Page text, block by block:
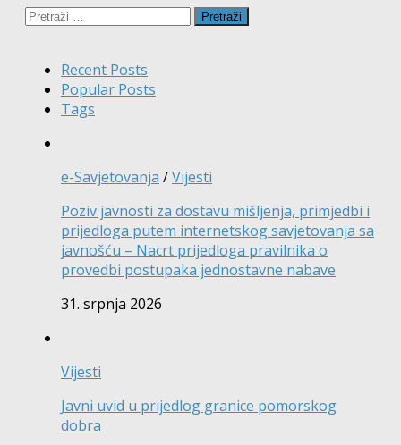
Pretraži:
Recent Posts
Popular Posts
Tags
e-Savjetovanja /Vijesti
Poziv javnosti za dostavu mišljenja, primjedbi i
prijedloga putem internetskog savjetovanja sa
javnošću – Nacrt prijedloga pravilnika o
provedbi postupaka jednostavne nabave
31. srpnja 2026
Vijesti
Javni uvid u prijedlog granice pomorskog
dobra